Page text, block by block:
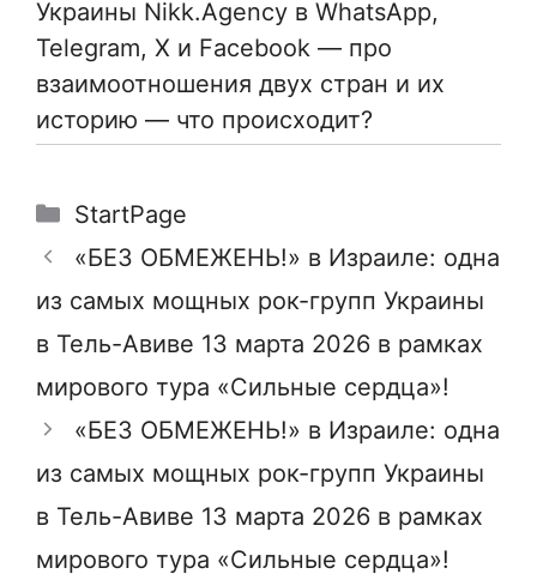
Украины Nikk.Agency в WhatsApp,
Telegram, X и Facebook — про
взаимоотношения двух стран и их
историю — что происходит?
Рубрики
StartPage
«БЕЗ ОБМЕЖЕНЬ!» в Израиле: одна
из самых мощных рок-групп Украины
в Тель-Авиве 13 марта 2026 в рамках
мирового тура «Сильные сердца»!
«БЕЗ ОБМЕЖЕНЬ!» в Израиле: одна
из самых мощных рок-групп Украины
в Тель-Авиве 13 марта 2026 в рамках
мирового тура «Сильные сердца»!